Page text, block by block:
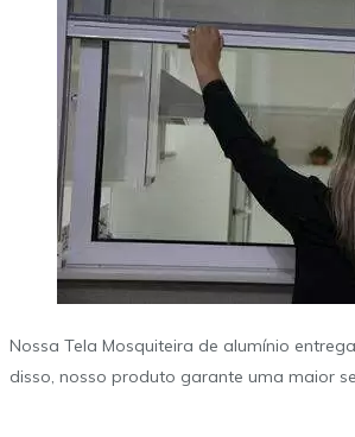
Nossa Tela Mosquiteira de alumínio
disso, nosso produto garante uma maior